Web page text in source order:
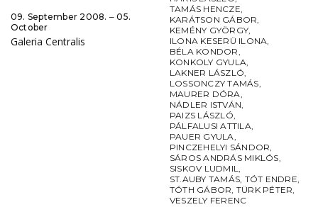
09. September 2008. ‒ 05.
October
Galeria Centralis
TAMÁS HENCZE,
KARÁTSON GÁBOR,
KEMÉNY GYÖRGY,
ILONA KESERÜ ILONA,
BÉLA KONDOR,
KONKOLY GYULA,
LAKNER LÁSZLÓ,
LOSSONCZY TAMÁS,
MAURER DÓRA,
NÁDLER ISTVÁN,
PAIZS LÁSZLÓ,
PÁLFALUSI ATTILA,
PAUER GYULA,
PINCZEHELYI SÁNDOR,
SÁROS ANDRÁS MIKLÓS,
SISKOV LUDMIL,
ST.AUBY TAMÁS, TÓT ENDRE,
TÓTH GÁBOR, TÜRK PÉTER,
VESZELY FERENC